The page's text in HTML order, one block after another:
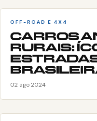
OFF-ROAD E 4X4
CARROS
RURAIS:
02 ago 2024